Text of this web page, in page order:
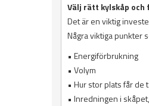
Välj rätt kylskåp och
Det är en viktig
Några viktiga punkter
• Energiförbrukning
• Volym
• Hur stor plats får de
• Inredningen i